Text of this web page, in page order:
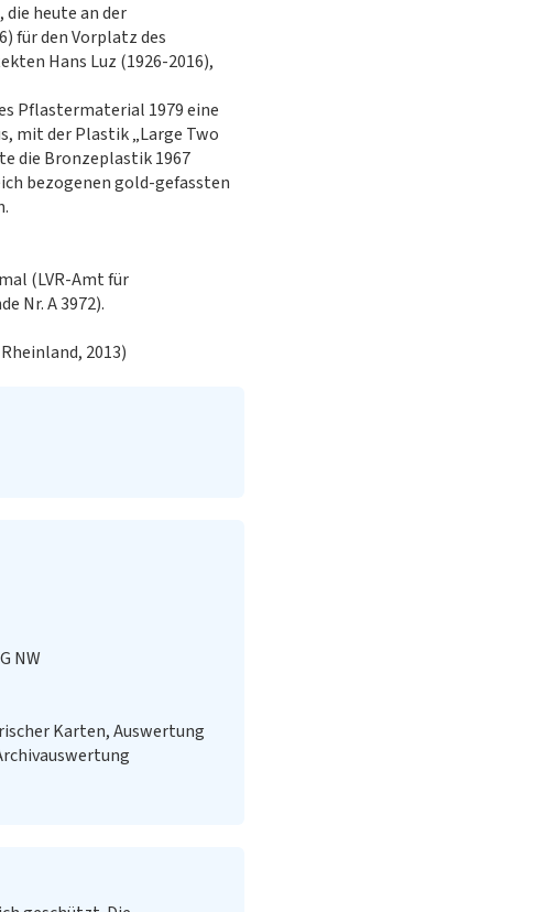
heute an der
für den Vorplatz des
Hans Luz (1926-2016),
Pflastermaterial 1979 eine
mit der Plastik „Large Two
die Bronzeplastik 1967
bezogenen gold-gefassten
(LVR-Amt für
Nr. A 3972).
2013)
NW
Karten, Auswertung